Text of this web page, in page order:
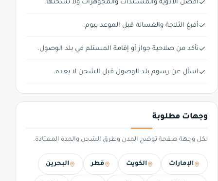
افصل الأدوية والمستندات والمجوهرات ولا تشحنها.
أفرغ الثلاجة والغسالة قبل الموعد بيوم.
تأكد من صلاحية جواز أو إقامة المستلم في بلد الوصول.
اسأل عن رسوم بلد الوصول قبل الشحن لا بعده.
وجهات مطلوبة
لكل وجهة صفحة توضح المدن وطرق الشحن والمدة المعتادة.
الإمارات الكويت قطر البحرين